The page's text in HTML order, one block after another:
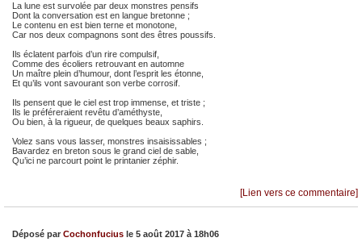
La lune est survolée par deux monstres pensifs
Dont la conversation est en langue bretonne ;
Le contenu en est bien terne et monotone,
Car nos deux compagnons sont des êtres poussifs.
Ils éclatent parfois d’un rire compulsif,
Comme des écoliers retrouvant en automne
Un maître plein d’humour, dont l’esprit les étonne,
Et qu’ils vont savourant son verbe corrosif.
Ils pensent que le ciel est trop immense, et triste ;
Ils le préféreraient revêtu d’améthyste,
Ou bien, à la rigueur, de quelques beaux saphirs.
Volez sans vous lasser, monstres insaisissables ;
Bavardez en breton sous le grand ciel de sable,
Qu’ici ne parcourt point le printanier zéphir.
[Lien vers ce commentaire]
Déposé par Cochonfucius le 5 août 2017 à 18h06